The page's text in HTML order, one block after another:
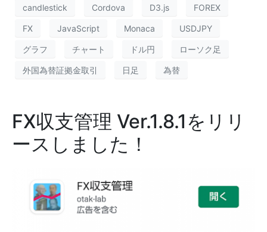
candlestick Cordova D3.js FOREX
FX JavaScript Monaca USDJPY
グラフ チャート ドル円 ローソク足
外国為替証拠金取引 日足 為替
FX収支管理 Ver.1.8.1をリリ
ースしました！